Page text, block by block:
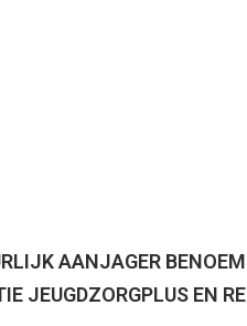
AANJAGER
JEUGDZORGPLUS EN